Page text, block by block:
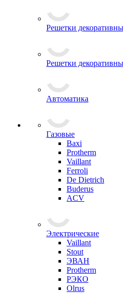
Решетки
Решетки
Автоматика
Газовые
Baxi
Protherm
Vaillant
Ferroli
De Dietrich
Buderus
ACV
Электрические
Vaillant
Stout
ЭВАН
Protherm
РЭКО
Olrus